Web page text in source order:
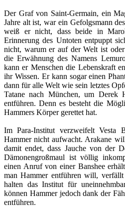
Der Graf von Saint-Germain, ein
Jahre alt ist, war ein Gefolgsmann
weiß er nicht, dass beide in
Erinnerung des Untoten entpuppt
nicht, warum er auf der Welt ist
die Erwähnung des Namens
kann er Menschen die Lebenskraft
ihr Wissen. Er kann sogar einen
dann für alle Welt wie sein letztes
Tatane nach München, um Derek
entführen. Denn es besteht die
Hammers Körper gerettet hat.
Im Para-Institut verzweifelt Vesta
Hammer nicht aufwacht. Arakane
damit endet, dass Jauche von der
Dämonengroßmaul ist völlig
einen Anruf von einer Banshee
man Hammer entführen will,
halten das Institut für
können Hammer jedoch dank der
entführen.